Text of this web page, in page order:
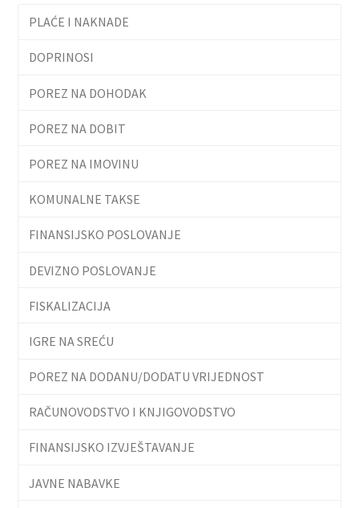
PLAĆE I NAKNADE
DOPRINOSI
POREZ NA DOHODAK
POREZ NA DOBIT
POREZ NA IMOVINU
KOMUNALNE TAKSE
FINANSIJSKO POSLOVANJE
DEVIZNO POSLOVANJE
FISKALIZACIJA
IGRE NA SREĆU
POREZ NA DODANU/DODATU VRIJEDNOST
RAČUNOVODSTVO I KNJIGOVODSTVO
FINANSIJSKO IZVJEŠTAVANJE
JAVNE NABAVKE